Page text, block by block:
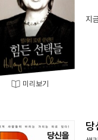
미리보기
지
당